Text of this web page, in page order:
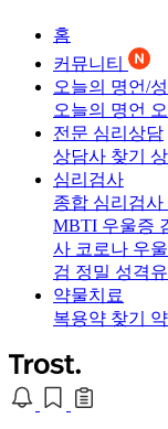
홈
커뮤니티
오늘의 명언/
오늘의 명언
전문 심리상담
상담사 찾기
심리검사
종합 심리검사
MBTI 우울증
사 코로나 우
검 정밀 성격
약물치료
복용약 찾기